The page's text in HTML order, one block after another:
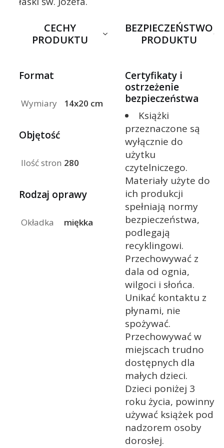
CECHY
PRODUKTU
Format
Wymiary 14x20 cm
Objętość
Ilość stron 280
Rodzaj oprawy
Okładka miękka
BEZPIECZEŃSTWO
PRODUKTU
Certyfikaty i
ostrzeżenie
bezpieczeństwa
Książki
przeznaczone są
wyłącznie do
użytku
czytelniczego.
Materiały użyte do
ich produkcji
spełniają normy
bezpieczeństwa,
podlegają
recyklingowi.
Przechowywać z
dala od ognia,
wilgoci i słońca.
Unikać kontaktu z
płynami, nie
spożywać.
Przechowywać w
miejscach trudno
dostępnych dla
małych dzieci.
Dzieci poniżej 3
roku życia, powinny
używać książek pod
nadzorem osoby
dorosłej.